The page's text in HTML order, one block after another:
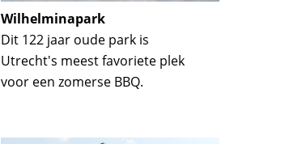
Wilhelminapark
Dit 122 jaar oude park is
Utrecht's meest favoriete plek
voor een zomerse BBQ.